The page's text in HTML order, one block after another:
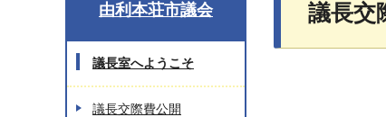
議長交
由利本荘市議会
議長室へようこそ
議長交際費公開